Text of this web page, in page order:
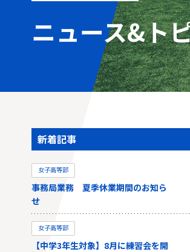
ニュース&ト
新着記事
女子高等部
事務局業務 夏季休業期間のお知ら
せ
女子高等部
【中学3年生対象】8月に練習会を開